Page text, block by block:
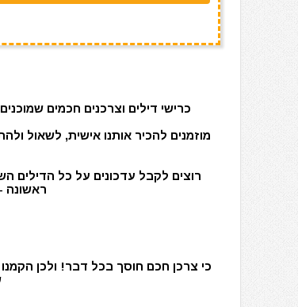
כרישי דילים וצרכנים חכמים
מוזמנים להכיר אותנו אישית, לשאול
רוצים לקבל עדכונים על כל הדילים
ראשונה
כי צרכן חכם חוסך בכל דבר! ולכן